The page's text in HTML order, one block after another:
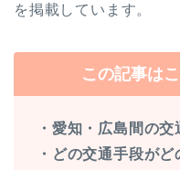
を掲載しています。
この記事は
・愛知・広島間の
・どの交通手段が